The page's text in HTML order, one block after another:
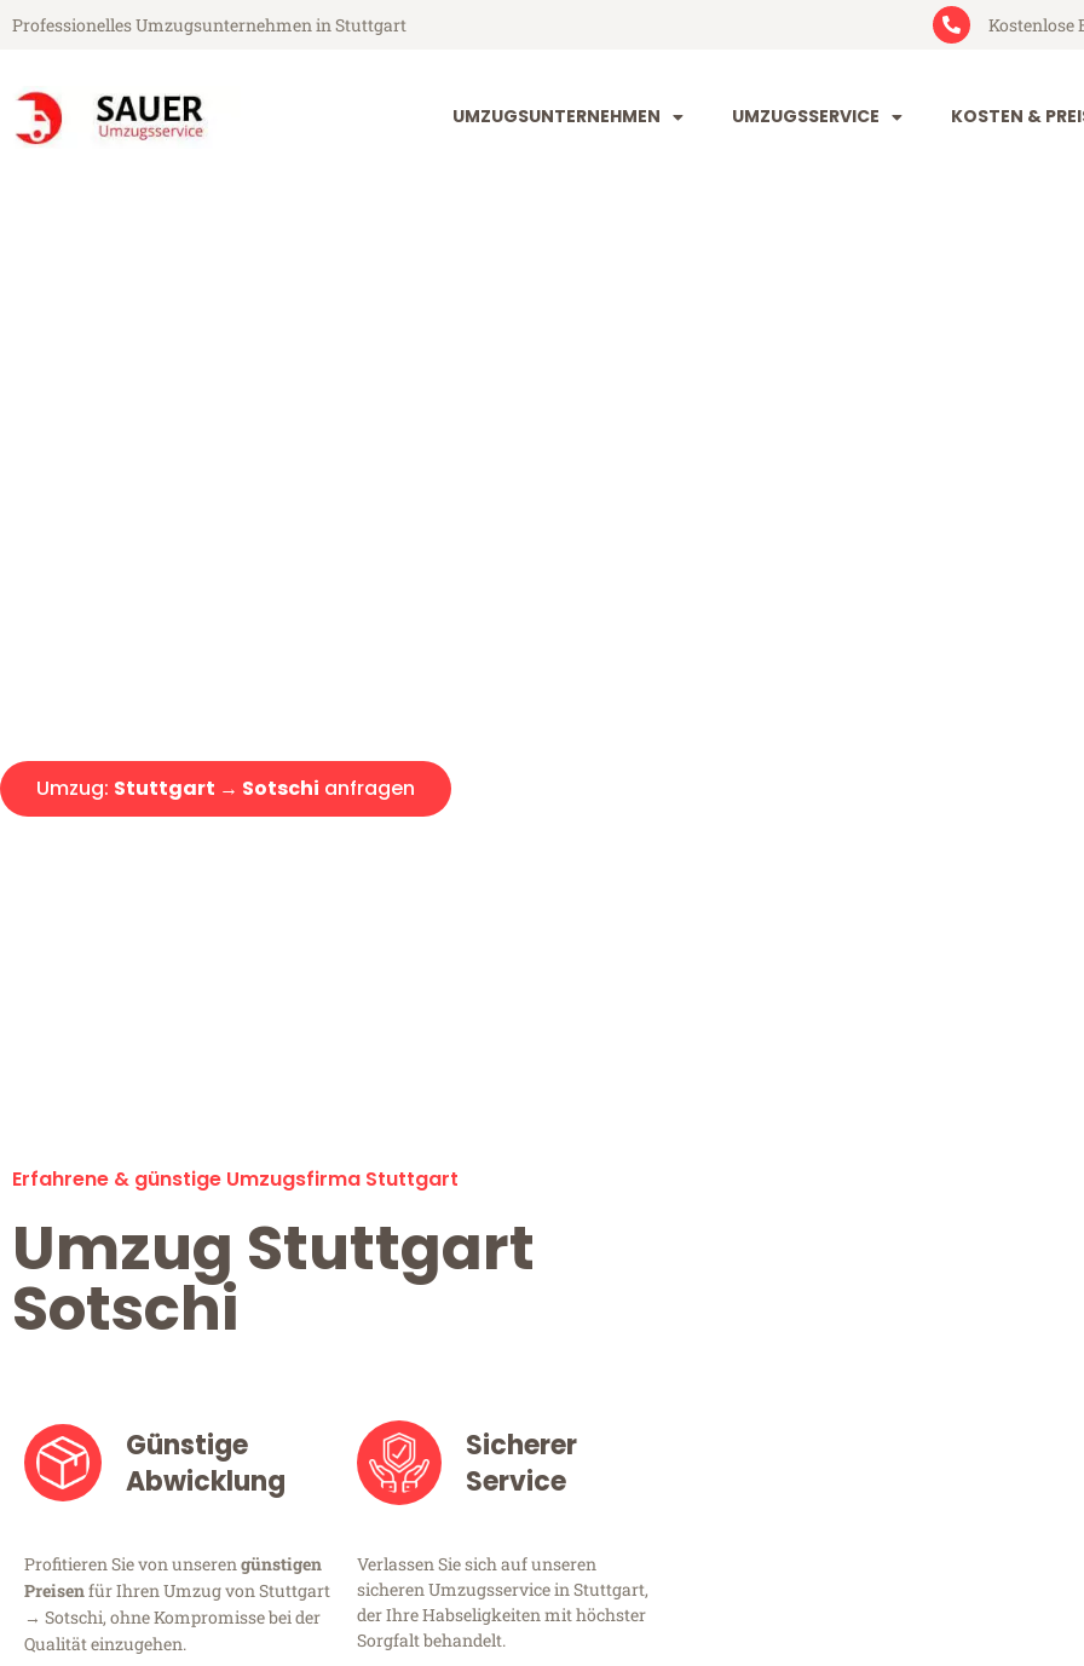
Professionelles Umzugsunternehmen in Stuttgart Kostenlose
UMZUGSUNTERNEHMEN UMZUGSSERVICE KOSTEN &
Umzug: Stuttgart → Sotschi anfragen
Erfahrene & günstige Umzugsfirma Stuttgart
Umzug Stuttgart
Sotschi
Günstige
Abwicklung
Profitieren Sie von unserengünstigen
Preisenfür Ihren Umzug von Stuttgart
→ Sotschi, ohne Kompromisse bei der
Qualität einzugehen.
Sicherer
Service
Verlassen Sie sich auf unseren
sicheren Umzugsservice in Stuttgart,
der Ihre Habseligkeiten mit höchster
Sorgfalt behandelt.